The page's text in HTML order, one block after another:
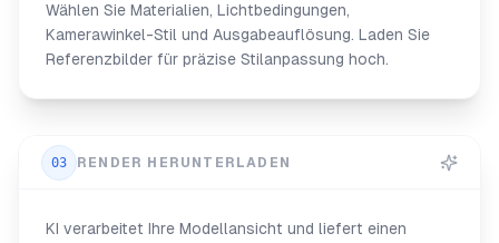
Wählen Sie Materialien, Lichtbedingungen,
Kamerawinkel-Stil und Ausgabeauflösung. Laden Sie
Referenzbilder für präzise Stilanpassung hoch.
03 RENDER HERUNTERLADEN
KI verarbeitet Ihre Modellansicht und liefert einen